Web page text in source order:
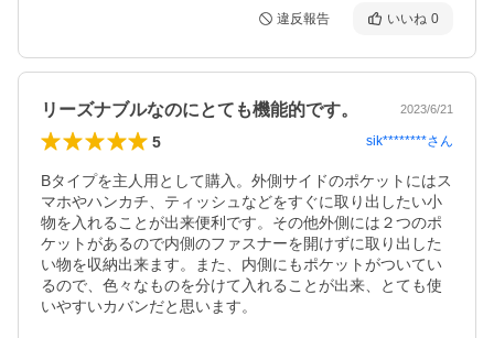
違反報告 いいね 0
リーズナブルなのにとても機能的です。 2023/6/21
5 sik********さん
Bタイプを主人用として購入。外側サイドのポケットにはス
マホやハンカチ、ティッシュなどをすぐに取り出したい小
物を入れることが出来便利です。その他外側には２つのポ
ケットがあるので内側のファスナーを開けずに取り出した
い物を収納出来ます。また、内側にもポケットがついてい
るので、色々なものを分けて入れることが出来、とても使
いやすいカバンだと思います。